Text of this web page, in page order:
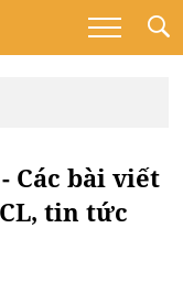
Các bài viết
tin tức